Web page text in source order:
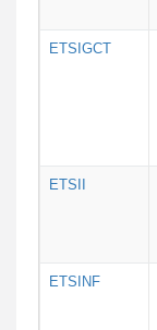
ETSIGCT
ETSII
ETSINF